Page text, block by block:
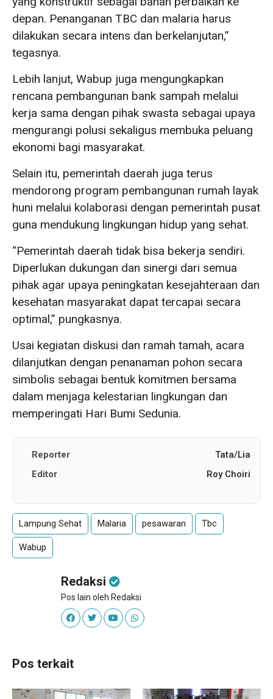
depan. Penanganan TBC dan malaria harus
dilakukan secara intens dan berkelanjutan,”
tegasnya.
Lebih lanjut, Wabup juga mengungkapkan
rencana pembangunan bank sampah melalui
kerja sama dengan pihak swasta sebagai upaya
mengurangi polusi sekaligus membuka peluang
ekonomi bagi masyarakat.
Selain itu, pemerintah daerah juga terus
mendorong program pembangunan rumah layak
huni melalui kolaborasi dengan pemerintah pusat
guna mendukung lingkungan hidup yang sehat.
“Pemerintah daerah tidak bisa bekerja sendiri.
Diperlukan dukungan dan sinergi dari semua
pihak agar upaya peningkatan kesejahteraan dan
kesehatan masyarakat dapat tercapai secara
optimal,” pungkasnya.
Usai kegiatan diskusi dan ramah tamah, acara
dilanjutkan dengan penanaman pohon secara
simbolis sebagai bentuk komitmen bersama
dalam menjaga kelestarian lingkungan dan
memperingati Hari Bumi Sedunia.
Reporter
Tata/Lia
Editor
Roy Choiri
Lampung Sehat Malaria pesawaran Tbc
Wabup
Redaksi
Pos lain oleh Redaksi
Pos terkait